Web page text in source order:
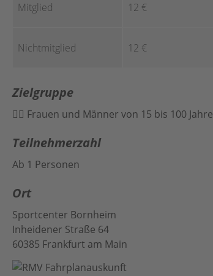
Mitglied 12 €
Nichtmitglied 12 €
Zielgruppe
Frauen und Männer von 15 bis 100 Jahre
Teilnehmerzahl
Ab 1 Personen
Ort
Sportcenter Bornheim
Inheidener Straße 64
60385 Frankfurt am Main